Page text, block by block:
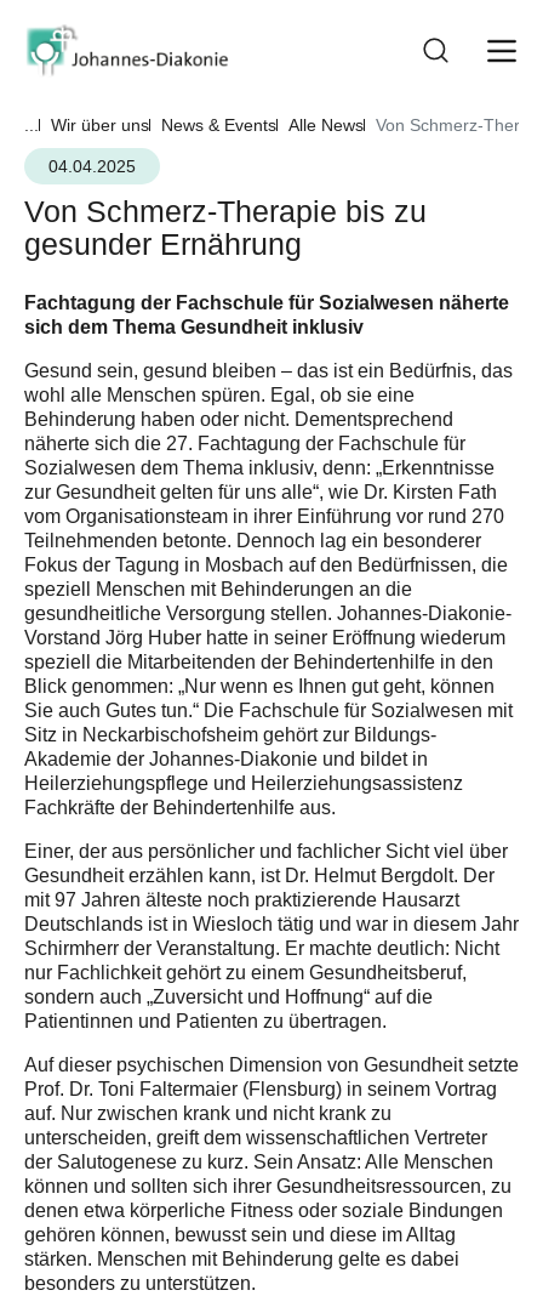
... Wir über uns News & Events Alle News Von Schmerz-
04.04.2025
Von Schmerz-Therapie bis zu
gesunder Ernährung
Fachtagung der Fachschule für Sozialwesen näherte
sich dem Thema Gesundheit inklusiv
Gesund sein, gesund bleiben – das ist ein Bedürfnis, das
wohl alle Menschen spüren. Egal, ob sie eine
Behinderung haben oder nicht. Dementsprechend
näherte sich die 27. Fachtagung der Fachschule für
Sozialwesen dem Thema inklusiv, denn: „Erkenntnisse
zur Gesundheit gelten für uns alle“, wie Dr. Kirsten Fath
vom Organisationsteam in ihrer Einführung vor rund 270
Teilnehmenden betonte. Dennoch lag ein besonderer
Fokus der Tagung in Mosbach auf den Bedürfnissen, die
speziell Menschen mit Behinderungen an die
gesundheitliche Versorgung stellen. Johannes-Diakonie-
Vorstand Jörg Huber hatte in seiner Eröffnung wiederum
speziell die Mitarbeitenden der Behindertenhilfe in den
Blick genommen: „Nur wenn es Ihnen gut geht, können
Sie auch Gutes tun.“ Die Fachschule für Sozialwesen mit
Sitz in Neckarbischofsheim gehört zur Bildungs-
Akademie der Johannes-Diakonie und bildet in
Heilerziehungspflege und Heilerziehungsassistenz
Fachkräfte der Behindertenhilfe aus.
Einer, der aus persönlicher und fachlicher Sicht viel über
Gesundheit erzählen kann, ist Dr. Helmut Bergdolt. Der
mit 97 Jahren älteste noch praktizierende Hausarzt
Deutschlands ist in Wiesloch tätig und war in diesem Jahr
Schirmherr der Veranstaltung. Er machte deutlich: Nicht
nur Fachlichkeit gehört zu einem Gesundheitsberuf,
sondern auch „Zuversicht und Hoffnung“ auf die
Patientinnen und Patienten zu übertragen.
Auf dieser psychischen Dimension von Gesundheit setzte
Prof. Dr. Toni Faltermaier (Flensburg) in seinem Vortrag
auf. Nur zwischen krank und nicht krank zu
unterscheiden, greift dem wissenschaftlichen Vertreter
der Salutogenese zu kurz. Sein Ansatz: Alle Menschen
können und sollten sich ihrer Gesundheitsressourcen, zu
denen etwa körperliche Fitness oder soziale Bindungen
gehören können, bewusst sein und diese im Alltag
stärken. Menschen mit Behinderung gelte es dabei
besonders zu unterstützen.